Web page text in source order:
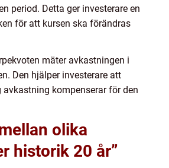
period. Detta ger investerare en
för att kursen ska förändras
mäter avkastningen i
Den hjälper investerare att
avkastning kompenserar för den
olika
historik 20 år”